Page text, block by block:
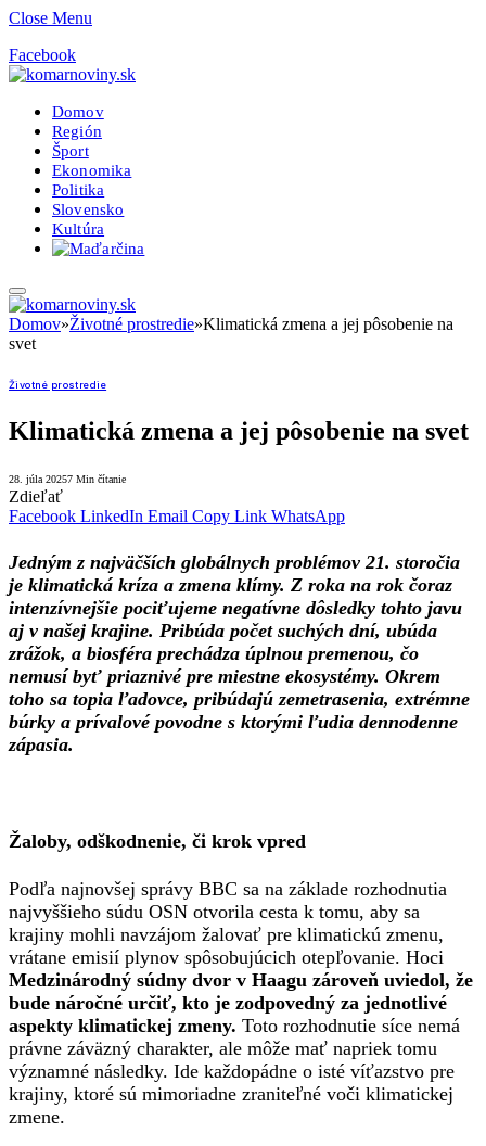
Close Menu
Facebook
Domov
Región
Šport
Ekonomika
Politika
Slovensko
Kultúra
Domov»Životné prostredie»Klimatická zmena a jej pôsobenie na
svet
Životné prostredie
Klimatická zmena a jej pôsobenie na svet
28. júla 20257 Min čítanie
Zdieľať
Facebook LinkedIn Email Copy Link WhatsApp
Jedným z najväčších globálnych problémov 21. storočia
je klimatická kríza a zmena klímy. Z roka na rok čoraz
intenzívnejšie pociťujeme negatívne dôsledky tohto javu
aj v našej krajine. Pribúda počet suchých dní, ubúda
zrážok, a biosféra prechádza úplnou premenou, čo
nemusí byť priaznivé pre miestne ekosystémy. Okrem
toho sa topia ľadovce, pribúdajú zemetrasenia, extrémne
búrky a prívalové povodne s ktorými ľudia dennodenne
zápasia.
Žaloby, odškodnenie, či krok vpred
Podľa najnovšej správy BBC sa na základe rozhodnutia
najvyššieho súdu OSN otvorila cesta k tomu, aby sa
krajiny mohli navzájom žalovať pre klimatickú zmenu,
vrátane emisií plynov spôsobujúcich otepľovanie. Hoci
Medzinárodný súdny dvor v Haagu zároveň uviedol, že
bude náročné určiť, kto je zodpovedný za jednotlivé
aspekty klimatickej zmeny. Toto rozhodnutie síce nemá
právne záväzný charakter, ale môže mať napriek tomu
významné následky. Ide každopádne o isté víťazstvo pre
krajiny, ktoré sú mimoriadne zraniteľné voči klimatickej
zmene.